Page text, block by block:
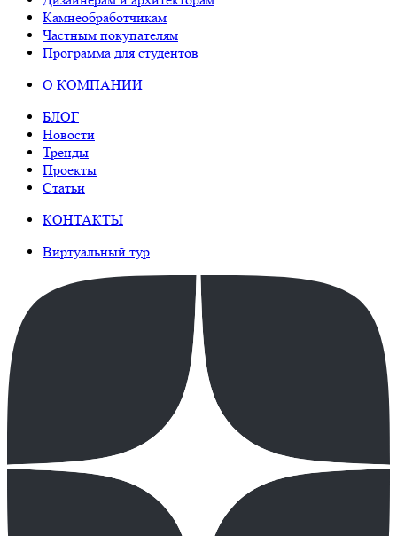
Камнеобработчикам
Частным покупателям
Программа для студентов
О КОМПАНИИ
БЛОГ
Новости
Тренды
Проекты
Статьи
КОНТАКТЫ
Виртуальный тур